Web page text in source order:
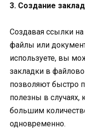
3. Создание
Создавая ссылки
файлы или
используете, вы
закладки в
позволяют быстро
полезны в случаях,
большим
одновременно.